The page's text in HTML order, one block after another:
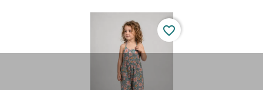
favorite_border